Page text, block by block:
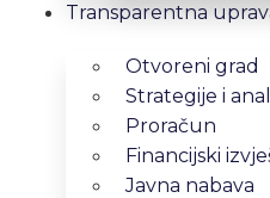
Transparentna
Otvoreni grad
Strategije i
Proračun
Financijski
Javna nabava